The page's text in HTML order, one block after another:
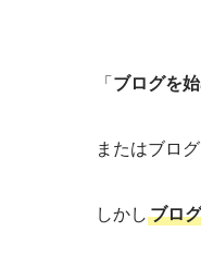
「 ブログを
またはブロ
しかし ブロ